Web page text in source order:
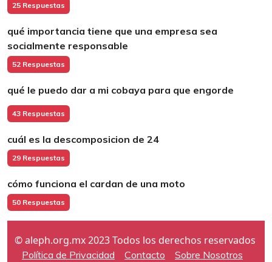
25 Respuestas
qué importancia tiene que una empresa sea
socialmente responsable
52 Respuestas
qué le puedo dar a mi cobaya para que engorde
43 Respuestas
cuál es la descomposicion de 24
29 Respuestas
cómo funciona el cardan de una moto
50 Respuestas
© aleph.org.mx 2023 Todos los derechos reservados
Política de Privacidad Contacto Sobre Nosotros